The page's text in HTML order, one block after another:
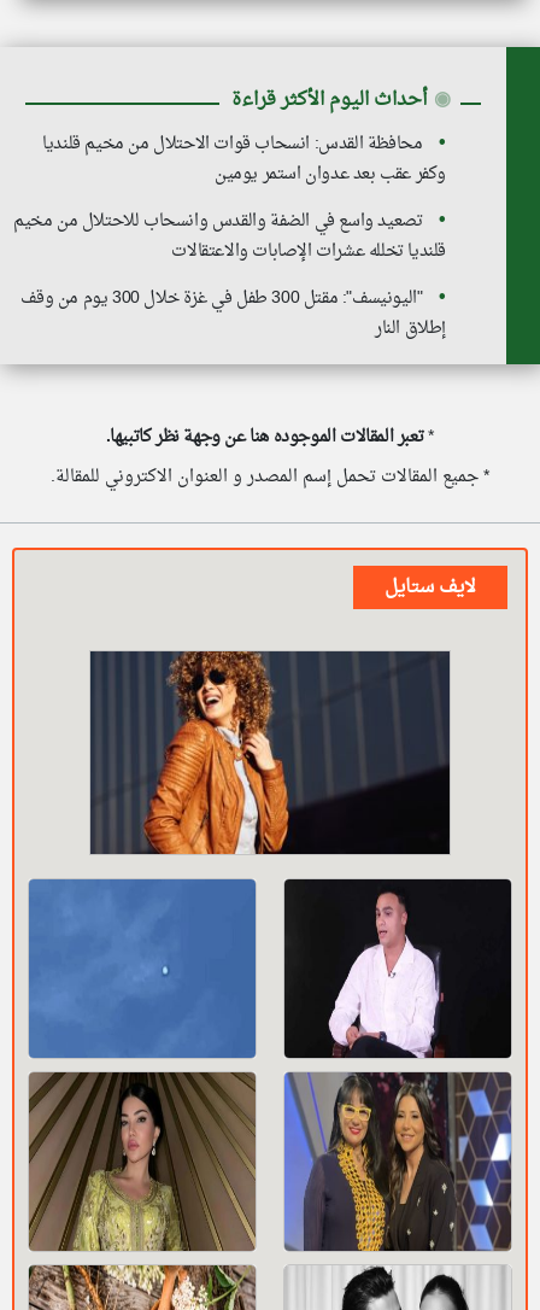
◉ أحداث اليوم الأكثر قراءة
محافظة القدس: انسحاب قوات الاحتلال من مخيم قلنديا
وكفر عقب بعد عدوان استمر يومين
تصعيد واسع في الضفة والقدس وانسحاب للاحتلال من مخيم
قلنديا تخلله عشرات الإصابات والاعتقالات
"اليونيسف": مقتل 300 طفل في غزة خلال 300 يوم من وقف
إطلاق النار
*تعبر المقالات الموجوده هنا عن وجهة نظر كاتبيها.
* جميع المقالات تحمل إسم المصدر و العنوان الاكتروني للمقالة.
لايف ستايل